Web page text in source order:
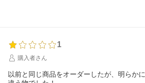
1
購入者さん
以前と同じ商品をオーダーしたが、明らかに